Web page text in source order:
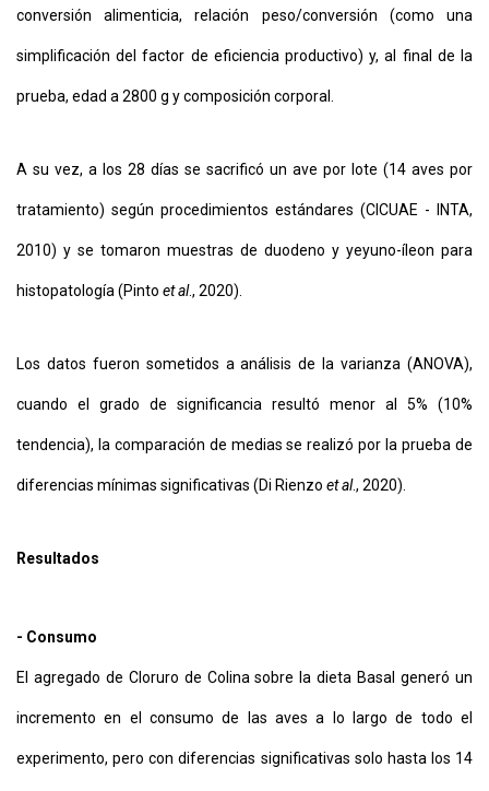
conversión alimenticia, relación peso/conversión (como una
simplificación del factor de eficiencia productivo) y, al final de la
prueba, edad a 2800 g y composición corporal.
A su vez, a los 28 días se sacrificó un ave por lote (14 aves por
tratamiento) según procedimientos estándares (CICUAE - INTA,
2010) y se tomaron muestras de duodeno y yeyuno-íleon para
histopatología (Pinto et al., 2020).
Los datos fueron sometidos a análisis de la varianza (ANOVA),
cuando el grado de significancia resultó menor al 5% (10%
tendencia), la comparación de medias se realizó por la prueba de
diferencias mínimas significativas (Di Rienzo et al., 2020).
Resultados
- Consumo
El agregado de Cloruro de Colina sobre la dieta Basal generó un
incremento en el consumo de las aves a lo largo de todo el
experimento, pero con diferencias significativas solo hasta los 14